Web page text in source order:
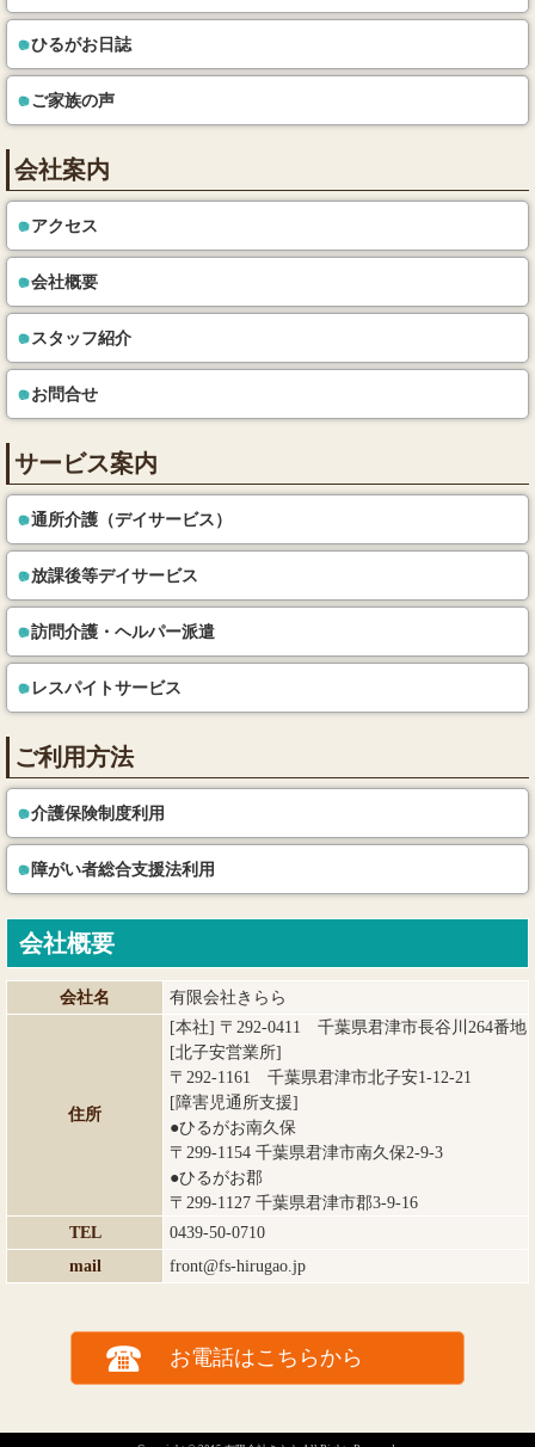
ひるがお日誌
ご家族の声
会社案内
アクセス
会社概要
スタッフ紹介
お問合せ
サービス案内
通所介護（デイサービス）
放課後等デイサービス
訪問介護・ヘルパー派遣
レスパイトサービス
ご利用方法
介護保険制度利用
障がい者総合支援法利用
会社概要
会社名 有限会社きらら
住所
[本社] 〒292-0411 千葉県君津市長谷川264番地
[北子安営業所]
〒292-1161 千葉県君津市北子安1-12-21
[障害児通所支援]
●ひるがお南久保
〒299-1154 千葉県君津市南久保2-9-3
●ひるがお郡
〒299-1127 千葉県君津市郡3-9-16
TEL
0439-50-0710
mail
front@fs-hirugao.jp
お電話はこちらから